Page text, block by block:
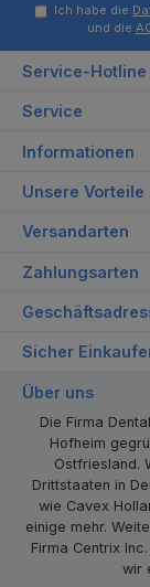
Ich habe die
und die
Service-Hotline
Service
Informationen
Unsere Vorteile
Versandarten
Zahlungsarten
Sicher
Über uns
Die Firma
Hofheim
Ostfriesland.
Drittstaaten in
wie Cavex
einige mehr.
Firma Centrix
wir